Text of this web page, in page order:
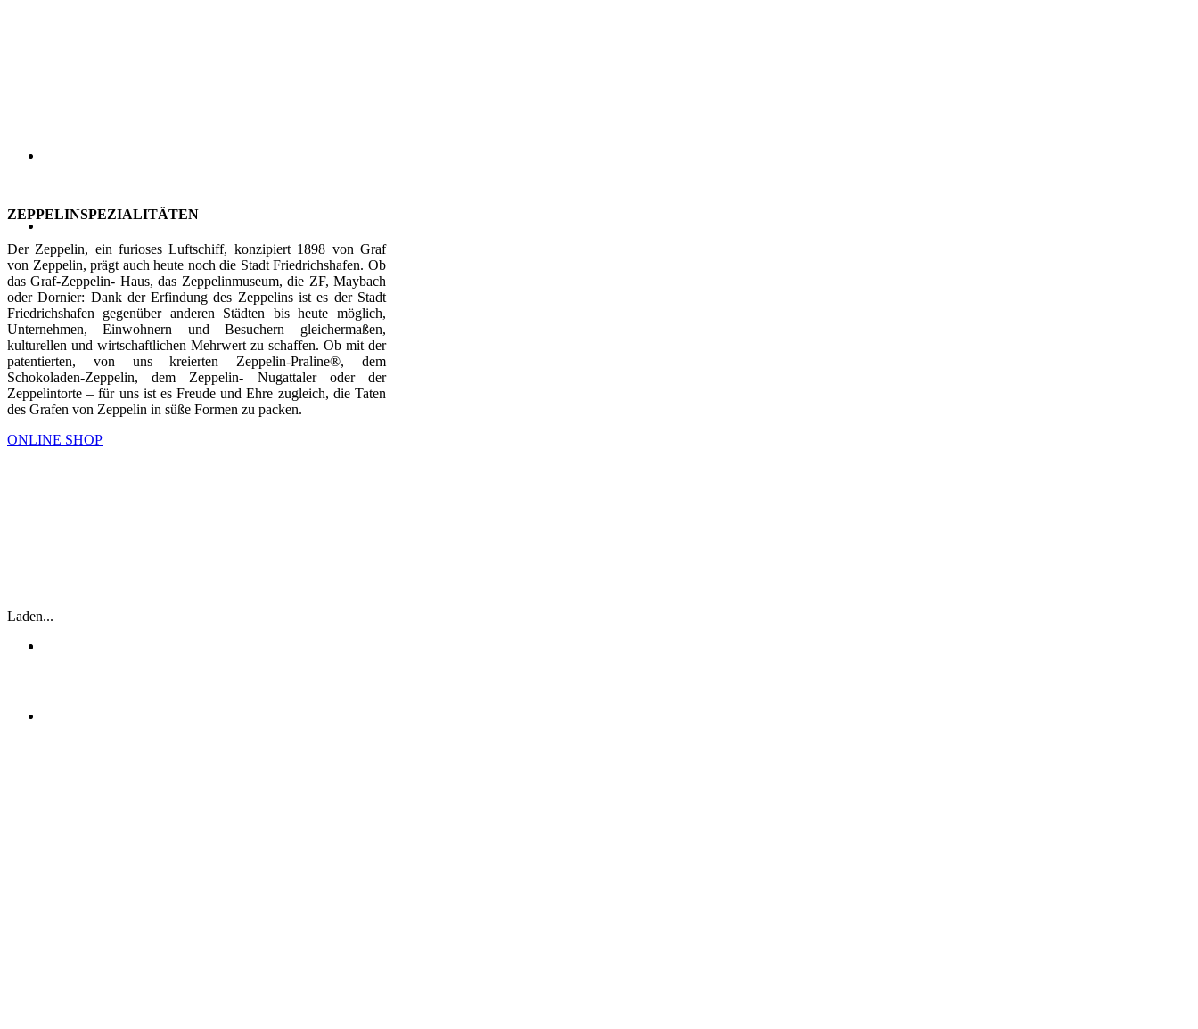
ZEPPELINSPEZIALITÄTEN
Der Zeppelin, ein furioses Luftschiff, konzipiert 1898 von Graf
von Zeppelin, prägt auch heute noch die Stadt Friedrichshafen. Ob
das Graf-Zeppelin- Haus, das Zeppelinmuseum, die ZF, Maybach
oder Dornier: Dank der Erfindung des Zeppelins ist es der Stadt
Friedrichshafen gegenüber anderen Städten bis heute möglich,
Unternehmen, Einwohnern und Besuchern gleichermaßen,
kulturellen und wirtschaftlichen Mehrwert zu schaffen. Ob mit der
patentierten, von uns kreierten Zeppelin-Praline®, dem
Schokoladen-Zeppelin, dem Zeppelin- Nugattaler oder der
Zeppelintorte – für uns ist es Freude und Ehre zugleich, die Taten
des Grafen von Zeppelin in süße Formen zu packen.
ONLINE SHOP
Laden...